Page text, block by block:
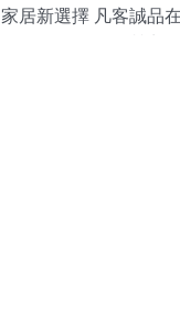
家居新選擇 凡客誠品